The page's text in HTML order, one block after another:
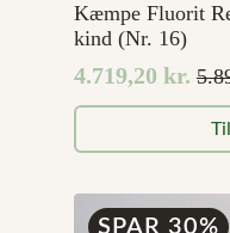
Kæmpe Fluorit
kind (Nr. 16)
Den
oprindelige
pris
5.899,00 kr..
4.719,20 kr.
Den
aktuelle
pris
4.719,20 kr..
SPAR 30%